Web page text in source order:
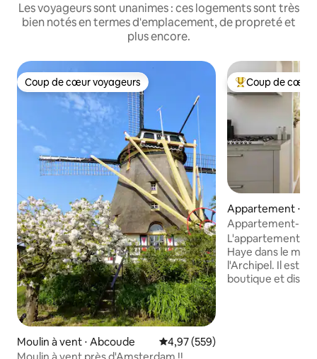
Les voyageurs sont unanimes : ces logements sont très
bien notés en termes d'emplacement, de propreté et
plus encore.
Coup de cœur voyageurs
Coup de cœur voyageurs
Moulin à vent ⋅ Abcoude Évaluation moyenne sur la
4,97 (559)
Coups de cœur
Coup de cœur
Appartement ⋅ La
Appartement-
2 salles de bain
L'appartement
Haye dans le
l'Archipel. Il est
boutique et